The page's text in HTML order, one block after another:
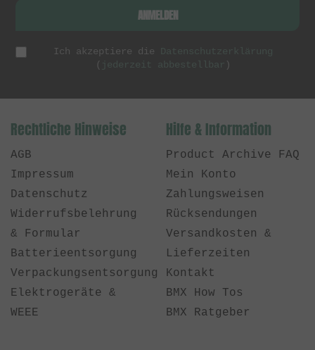
ANMELDEN
Ich akzeptiere die
Datenschutzerklärung
(
jederzeit abbestellbar )
Rechtliche Hinweise
AGB
Impressum
Datenschutz
Widerrufsbelehrung
& Formular
Batterieentsorgung
Verpackungsentsorgung
Elektrogeräte &
WEEE
Hilfe & Information
Product Archive FAQ
Mein Konto
Zahlungsweisen
Rücksendungen
Versandkosten &
Lieferzeiten
Kontakt
BMX How Tos
BMX Ratgeber